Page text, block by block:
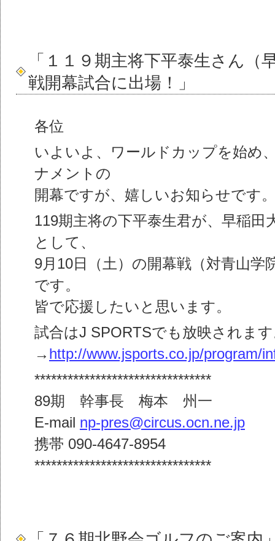
「１１９期主将下平泰生さん（
戦開幕試合に出場！」
各位
いよいよ、ワールドカップを始め
ナメントの
開幕ですが、嬉しいお知らせです
119期主将の下平泰生君が、早稲田
として、
9月10日（土）の開幕戦（対青山学
です。
皆で応援したいと思います。
試合はJ SPORTSでも放映されま
→ http://www.jsports.co.jp/program/
********************************
89期 幹事長 梅本 州一
E-mail np-pres@circus.ocn.ne.jp
携帯 090-4647-8954
********************************